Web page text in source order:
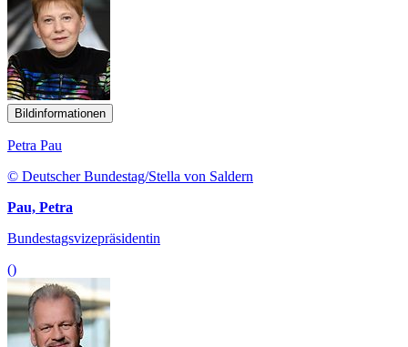
Bildinformationen
Petra Pau
© Deutscher Bundestag/Stella von Saldern
Pau, Petra
Bundestagsvizepräsidentin
()